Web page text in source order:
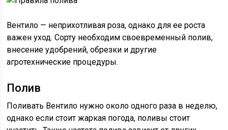
Вентило — неприхотливая роза, однако для ее роста
важен уход. Сорту необходим своевременный полив,
внесение удобрений, обрезки и другие
агротехнические процедуры.
Полив
Поливать Вентило нужно около одного раза в неделю,
однако если стоит жаркая погода, поливы стоит